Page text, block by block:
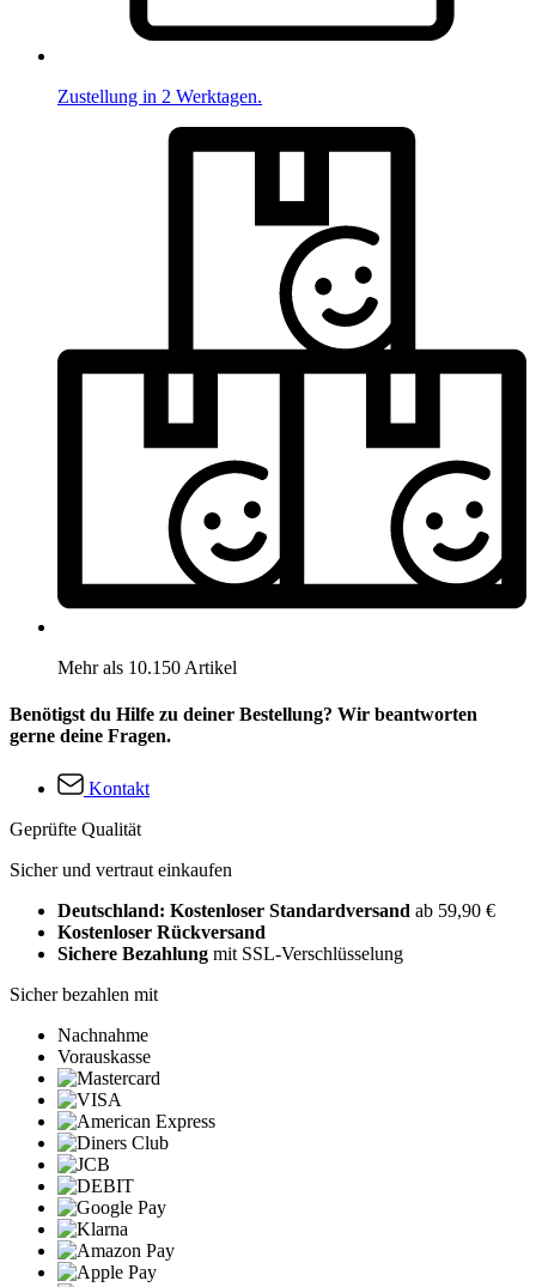
Zustellung in 2 Werktagen.
Mehr als 10.150 Artikel
Benötigst du Hilfe zu deiner Bestellung? Wir beantworten
gerne deine Fragen.
Kontakt
Geprüfte Qualität
Sicher und vertraut einkaufen
Deutschland: Kostenloser Standardversand ab 59,90 €
Kostenloser Rückversand
Sichere Bezahlung mit SSL-Verschlüsselung
Sicher bezahlen mit
Nachnahme
Vorauskasse